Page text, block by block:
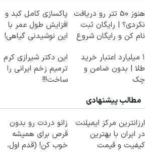
هنوز 50 تتر رو دریافت
نکردی؟ | رایگان ثبت
نام کن و رایگان شروع
پاکسازی کامل کبد و
افزایش طول عمر با
این نوشیدنی گیاهی!
۱ میلیارد اعتبار خرید
طلا | بدون ضامن و
چک
این دکتر شیرازی کرم
ترمیم زخم ایرانی را
ساخت!!!
مطالب پیشنهادی
ارزانترین مرکز ایمپلنت
در ایران با بهترین
کیفیت و قیمت
زانو دردت رو بدون
قرص برای همیشه
خوب کن! (قدم اول،